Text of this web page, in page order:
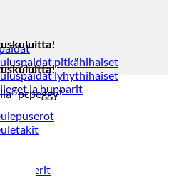
pitkähihaiset
lyhythihaiset
ja hupparit
ja blazerit
“pcpeggy”